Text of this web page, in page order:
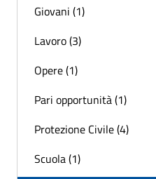
Giovani (1)
Lavoro (3)
Opere (1)
Pari opportunità (1)
Protezione Civile (4)
Scuola (1)